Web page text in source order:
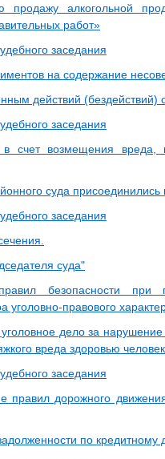
продажу алкогольной
работ»
заседания
на содержание
действий (бездействий)
заседания
счет возмещения вреда,
суда присоединились
заседания
суда"
безопасности при
правового
дело за
вреда здоровью
заседания
правил дорожного
по кредитному